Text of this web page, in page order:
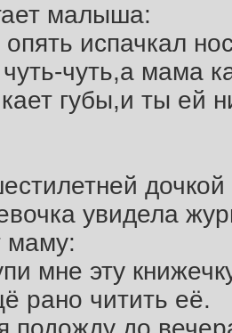
малыша:
испачкал
чуть,а мама
губы,и ты ей
увидела
маму:
мне эту
рано читить её.